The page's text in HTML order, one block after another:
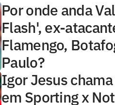
Por onde anda
Flash', ex-
Flamengo,
Paulo?
Igor Jesus
em Sporting x